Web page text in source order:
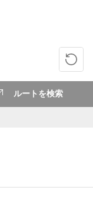
ルートを検索